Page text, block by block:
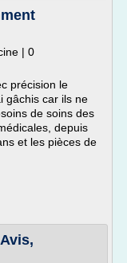
| 0
précision le
gâchis car ils ne
de soins des
depuis
et les pièces de